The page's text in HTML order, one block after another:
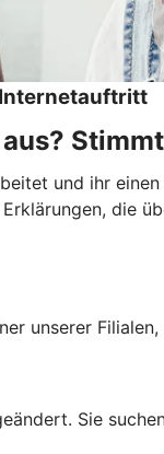
Internetauftritt
und ihr
die
unserer
Sie